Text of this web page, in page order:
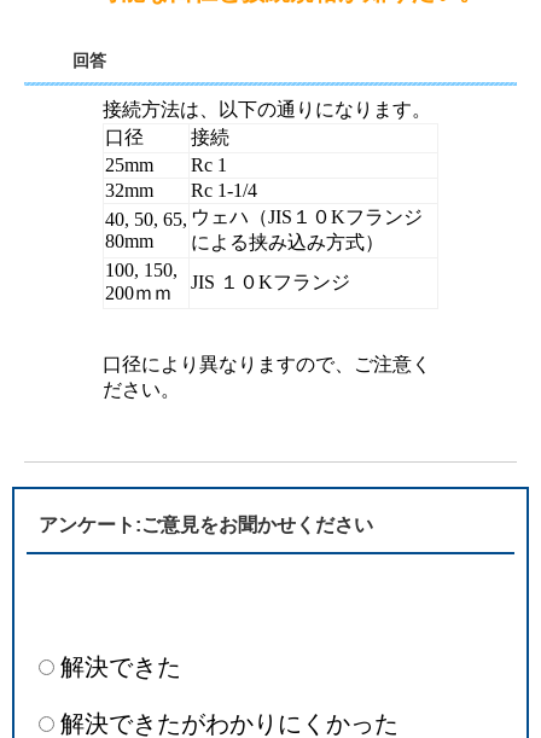
回答
接続方法は、以下の通りになります。
口径
接続
25mm
Rc 1
32mm
Rc 1-1/4
40, 50, 65,
80mm
ウェハ（JIS１０Kフランジ
による挟み込み方式）
100, 150,
200ｍｍ
JIS １０Kフランジ
口径により異なりますので、ご注意く
ださい。
アンケート:ご意見をお聞かせください
解決できた
解決できたがわかりにくかった